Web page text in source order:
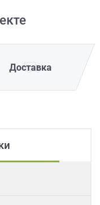
Доставка